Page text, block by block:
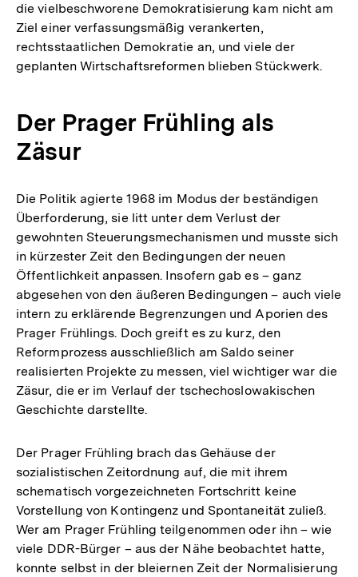
die vielbeschworene Demokratisierung kam nicht am
Ziel einer verfassungsmäßig verankerten,
rechtsstaatlichen Demokratie an, und viele der
geplanten Wirtschaftsreformen blieben Stückwerk.
Der Prager Frühling als
Zäsur
Die Politik agierte 1968 im Modus der beständigen
Überforderung, sie litt unter dem Verlust der
gewohnten Steuerungsmechanismen und musste sich
in kürzester Zeit den Bedingungen der neuen
Öffentlichkeit anpassen. Insofern gab es – ganz
abgesehen von den äußeren Bedingungen – auch viele
intern zu erklärende Begrenzungen und Aporien des
Prager Frühlings. Doch greift es zu kurz, den
Reformprozess ausschließlich am Saldo seiner
realisierten Projekte zu messen, viel wichtiger war die
Zäsur, die er im Verlauf der tschechoslowakischen
Geschichte darstellte.
Der Prager Frühling brach das Gehäuse der
sozialistischen Zeitordnung auf, die mit ihrem
schematisch vorgezeichneten Fortschritt keine
Vorstellung von Kontingenz und Spontaneität zuließ.
Wer am Prager Frühling teilgenommen oder ihn – wie
viele DDR-Bürger – aus der Nähe beobachtet hatte,
konnte selbst in der bleiernen Zeit der Normalisierung